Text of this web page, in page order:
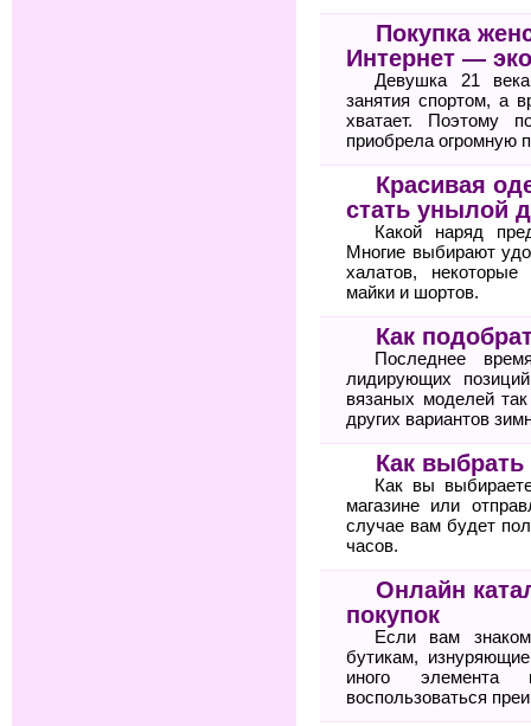
Покупка
Интернет —
Девушка 21
занятия спортом, а
хватает. Поэтому
приобрела огромную
Красивая
стать унылой
Какой наряд
Многие выбирают
халатов,
майки и шортов.
Как
Последнее
лидирующих
вязаных моделей
других вариантов
Как
Как вы
магазине или
случае вам будет
часов.
Онлайн
покупок
Если вам
бутикам,
иного элемента
воспользоваться